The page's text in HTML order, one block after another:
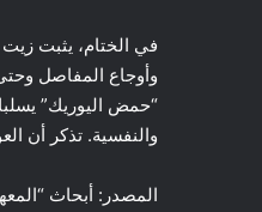
في الختام، يثبت
وأوجاع المفاصل
“حمض اليوريك”
والنفسية. تذكر أن
المصدر: أبحاث